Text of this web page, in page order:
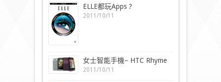
ELLE都玩Apps ?
2011/10/11
女士智能手機– HTC Rhyme
2011/10/11